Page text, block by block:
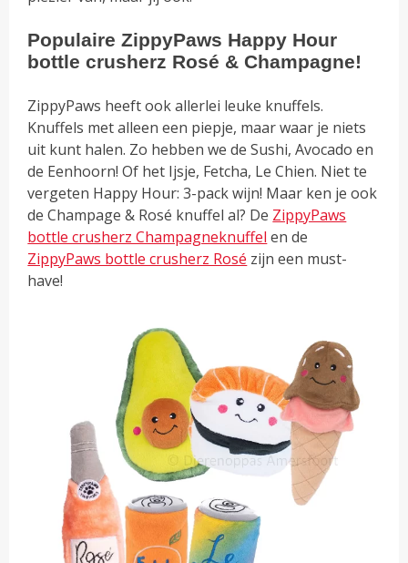
Populaire ZippyPaws Happy Hour
bottle crusherz Rosé & Champagne!
ZippyPaws heeft ook allerlei leuke knuffels.
Knuffels met alleen een piepje, maar waar je niets
uit kunt halen. Zo hebben we de Sushi, Avocado en
de Eenhoorn! Of het Ijsje, Fetcha, Le Chien. Niet te
vergeten Happy Hour: 3-pack wijn! Maar ken je ook
de Champage & Rosé knuffel al? De ZippyPaws
bottle crusherz Champagneknuffel en de
ZippyPaws bottle crusherz Rosé zijn een must-
have!